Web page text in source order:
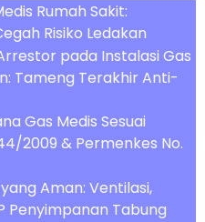
Rumah Sakit:
Risiko Ledakan
pada Instalasi Gas
Tameng Terakhir Anti-
Gas Medis Sesuai
2009 & Permenkes No.
Aman: Ventilasi,
Penyimpanan Tabung